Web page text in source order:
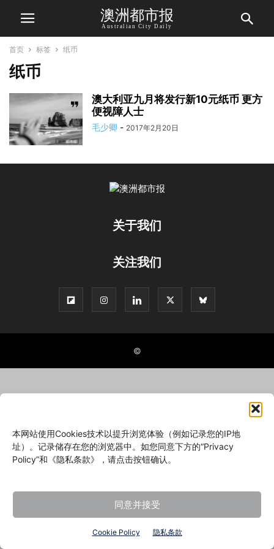
本网站使用Cookies技术以提升浏览体验（例如记录您的IP地
址）。记录储存在您的浏览器中。如您同意下方的“Privacy
Policy”和《隐私条款》，请点击按钮确认。
同意并接受
Cookie Policy 隐私条款
澳洲都市报
Australian City Daily
首页 标签 纸币
纸币
澳大利亚九月将发行新10元纸币 更方
便视障人士
毛少卿 - 2017年2月20日
关于我们
关注我们
©